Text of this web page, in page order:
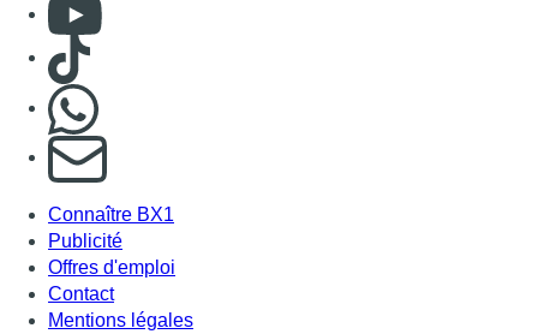
Consulter Youtube
Consulter TikTok
S'abonner à notre newsletter
Connaître BX1
Publicité
Offres d'emploi
Contact
Mentions légales